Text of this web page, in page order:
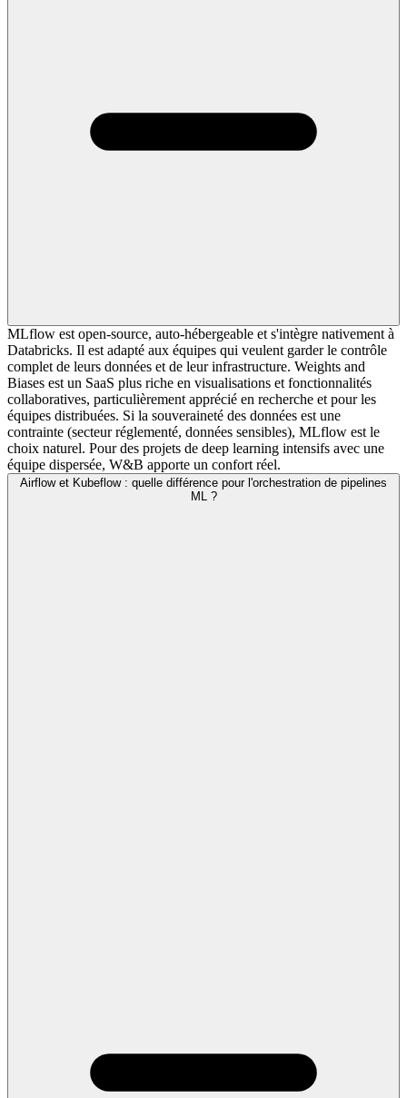
MLflow est open-source, auto-hébergeable et s'intègre nativement à
Databricks. Il est adapté aux équipes qui veulent garder le contrôle
complet de leurs données et de leur infrastructure. Weights and
Biases est un SaaS plus riche en visualisations et fonctionnalités
collaboratives, particulièrement apprécié en recherche et pour les
équipes distribuées. Si la souveraineté des données est une
contrainte (secteur réglementé, données sensibles), MLflow est le
choix naturel. Pour des projets de deep learning intensifs avec une
équipe dispersée, W&B apporte un confort réel.
Airflow et Kubeflow : quelle différence pour l'orchestration de pipelines
ML ?